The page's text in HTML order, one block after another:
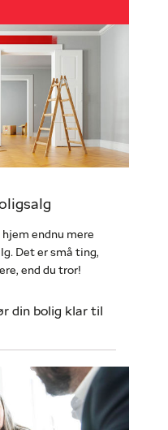
endnu mere
Det er små ting,
end du tror!
din bolig klar til